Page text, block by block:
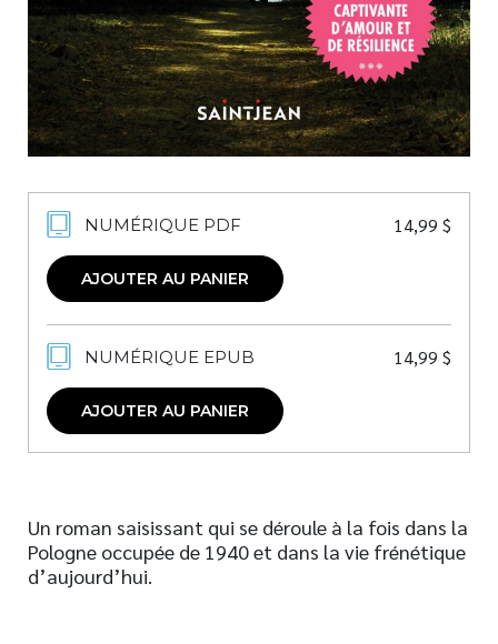
NUMÉRIQUE PDF 14,99 $
AJOUTER AU PANIER
NUMÉRIQUE EPUB 14,99 $
AJOUTER AU PANIER
Un roman saisissant qui se déroule à la fois dans la
Pologne occupée de 1940 et dans la vie frénétique
d’aujourd’hui.